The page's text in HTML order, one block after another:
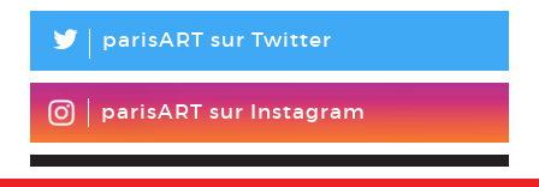
L parisART sur Twitter
parisART sur Instagram